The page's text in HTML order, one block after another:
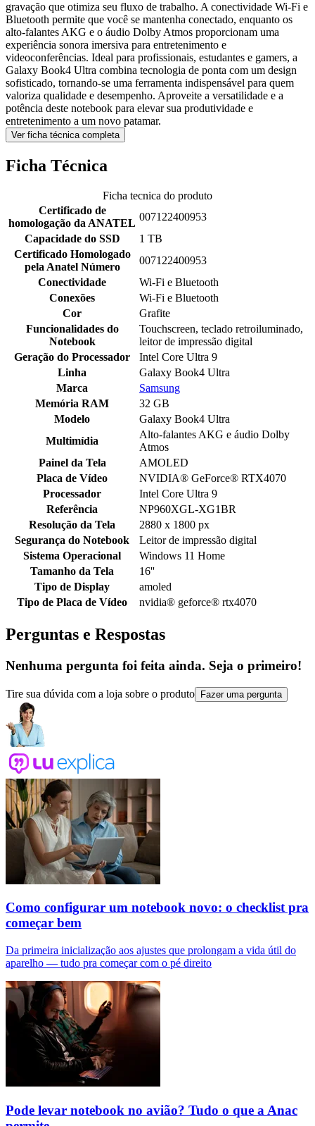
gravação que otimiza seu fluxo de trabalho. A conectividade Wi-Fi e
Bluetooth permite que você se mantenha conectado, enquanto os
alto-falantes AKG e o áudio Dolby Atmos proporcionam uma
experiência sonora imersiva para entretenimento e
videoconferências. Ideal para profissionais, estudantes e gamers, a
Galaxy Book4 Ultra combina tecnologia de ponta com um design
sofisticado, tornando-se uma ferramenta indispensável para quem
valoriza qualidade e desempenho. Aproveite a versatilidade e a
potência deste notebook para elevar sua produtividade e
entretenimento a um novo patamar.
Ver ficha técnica completa
Ficha Técnica
Ficha tecnica do produto
Certificado de
homologação da ANATEL
007122400953
Capacidade do SSD
1 TB
Certificado Homologado
pela Anatel Número
007122400953
Conectividade
Wi-Fi e Bluetooth
Conexões
Wi-Fi e Bluetooth
Cor
Grafite
Funcionalidades do
Notebook
Touchscreen, teclado retroiluminado,
leitor de impressão digital
Geração do Processador
Intel Core Ultra 9
Linha
Galaxy Book4 Ultra
Marca
Samsung
Memória RAM
32 GB
Modelo
Galaxy Book4 Ultra
Multimídia
Alto-falantes AKG e áudio Dolby
Atmos
Painel da Tela
AMOLED
Placa de Vídeo
NVIDIA® GeForce® RTX4070
Processador
Intel Core Ultra 9
Referência
NP960XGL-XG1BR
Resolução da Tela
2880 x 1800 px
Segurança do Notebook
Leitor de impressão digital
Sistema Operacional
Windows 11 Home
Tamanho da Tela
16''
Tipo de Display
amoled
Tipo de Placa de Vídeo
nvidia® geforce® rtx4070
Perguntas e Respostas
Nenhuma pergunta foi feita ainda. Seja o primeiro!
Tire sua dúvida com a loja sobre o produto Fazer uma pergunta
Como configurar um notebook novo: o checklist pra
começar bem
Da primeira inicialização aos ajustes que prolongam a vida útil do
aparelho — tudo pra começar com o pé direito
Pode levar notebook no avião? Tudo o que a Anac